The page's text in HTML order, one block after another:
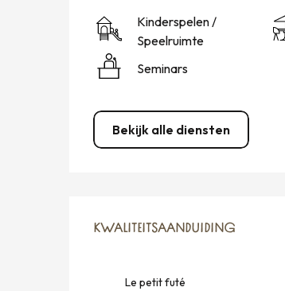
Kinderspelen /
Speelruimte
Seminars
Bekijk alle diensten
DIENSTVERLENING
KWALITEITSAANDUIDING
KWALITEITSAANDUIDING
Le petit futé